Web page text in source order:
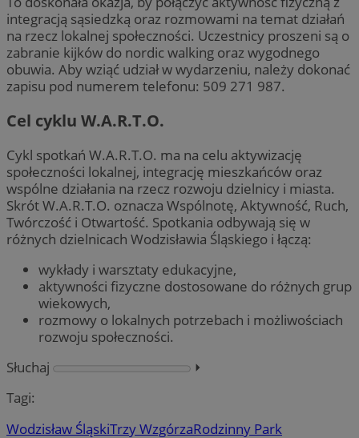
integracją sąsiedzką oraz rozmowami na temat działań
na rzecz lokalnej społeczności. Uczestnicy proszeni są o
zabranie kijków do nordic walking oraz wygodnego
obuwia. Aby wziąć udział w wydarzeniu, należy dokonać
zapisu pod numerem telefonu: 509 271 987.
Cel cyklu W.A.R.T.O.
Cykl spotkań W.A.R.T.O. ma na celu aktywizację
społeczności lokalnej, integrację mieszkańców oraz
wspólne działania na rzecz rozwoju dzielnicy i miasta.
Skrót W.A.R.T.O. oznacza Wspólnotę, Aktywność, Ruch,
Twórczość i Otwartość. Spotkania odbywają się w
różnych dzielnicach Wodzisławia Śląskiego i łączą:
wykłady i warsztaty edukacyjne,
aktywności fizyczne dostosowane do różnych grup
wiekowych,
rozmowy o lokalnych potrzebach i możliwościach
rozwoju społeczności.
Słuchaj
⏵︎
Tagi:
Wodzisław ŚląskiTrzy WzgórzaRodzinny Park